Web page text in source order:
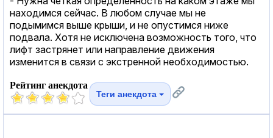
находимся сейчас. В любом случае мы не
подымимся выше крыши, и не опустимся ниже
подвала. Хотя не исключена возможность того, что
лифт застрянет или направление движения
изменится в связи с экстренной необходимостью.
Рейтинг анекдота
Теги анекдота